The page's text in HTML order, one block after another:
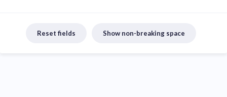
Reset fields Show non-breaking space